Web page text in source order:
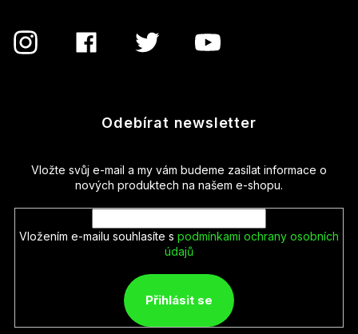
Odebírat newsletter
Vložte svůj e-mail a my vám budeme zasílat informace o
nových produktech na našem e-shopu.
Vložením e-mailu souhlasíte s podmínkami ochrany osobních
údajů
Přihlásit se